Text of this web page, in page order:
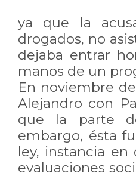
ya que la
drogados, no
dejaba entrar
manos de un
En noviembre
Alejandro con
que la parte
embargo, ésta
ley, instancia
evaluaciones